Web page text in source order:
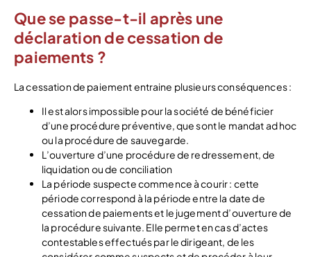
Que se passe-t-il après une
déclaration de cessation de
paiements ?
La cessation de paiement entraine plusieurs conséquences :
Il est alors impossible pour la société de bénéficier
d’une procédure préventive, que sont le mandat ad hoc
ou la procédure de sauvegarde.
L’ouverture d’une procédure de redressement, de
liquidation ou de conciliation
La période suspecte commence à courir : cette
période correspond à la période entre la date de
cessation de paiements et le jugement d’ouverture de
la procédure suivante. Elle permet en cas d’actes
contestables effectués par le dirigeant, de les